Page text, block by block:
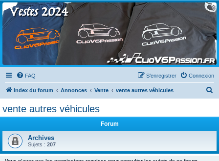
Clio V6 Passion
Le site français des passionnés de Clio V6
FAQ Connexion
S’enregistrer
Index du forum Annonces Vente vente autres véhicules
vente autres véhicules
Forum
Archives
Sujets : 207